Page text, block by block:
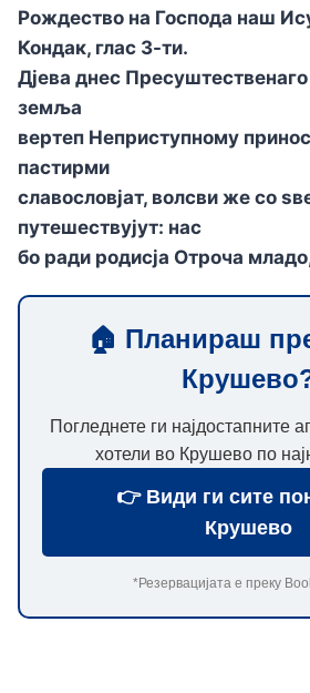
Рождество на Господа наш
Кондак, глас 3-ти.
Дјева днeс
зeмља
вертеп Неприступному
пастирми
славословјат, волсви же со
путешествујут: нас
бо ради родисја Отроча младо,
🏠 Планираш
Погледнете ги најдостапните
хотели во Крушево по
👉 Види ги сите
Крушево
*Резервацијата е преку